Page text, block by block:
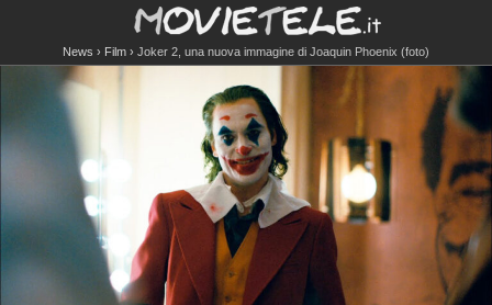
News Film Joker 2, una nuova immagine di Joaquin Phoenix (foto)